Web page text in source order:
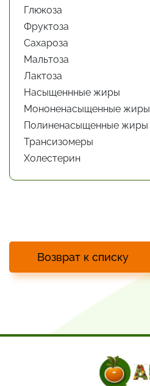
Глюкоза
Фруктоза
Сахароза
Мальтоза
Лактоза
Насыщеннные жиры
Мононенасыщенные жиры
Полиненасыщенные жиры
Трансизомеры
Холестерин
Возврат к списку